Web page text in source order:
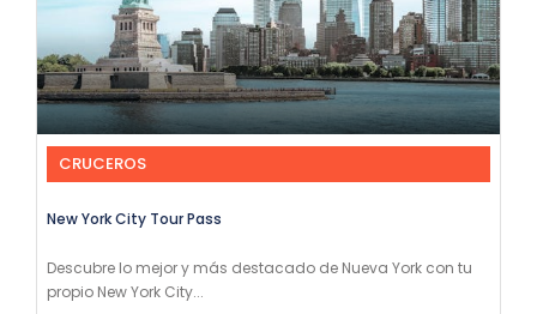
CRUCEROS
New York City Tour Pass
Descubre lo mejor y más destacado de Nueva York con tu
propio New York City...